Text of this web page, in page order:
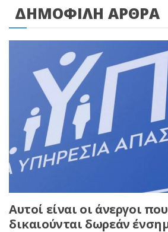
ΔΗΜΟΦΙΛΗ ΑΡΘΡΑ
Αυτοί είναι οι άνεργοι που
δικαιούνται δωρεάν